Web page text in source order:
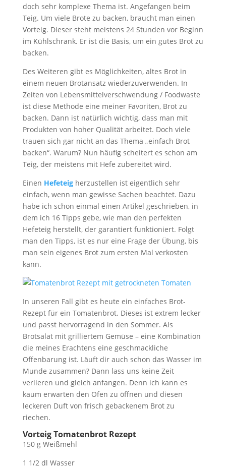
doch sehr komplexe Thema ist. Angefangen beim
Teig. Um viele Brote zu backen, braucht man einen
Vorteig. Dieser steht meistens 24 Stunden vor Beginn
im Kühlschrank. Er ist die Basis, um ein gutes Brot zu
backen.
Des Weiteren gibt es Möglichkeiten, altes Brot in
einem neuen Brotansatz wiederzuverwenden. In
Zeiten von Lebensmittelverschwendung / Foodwaste
ist diese Methode eine meiner Favoriten, Brot zu
backen. Dann ist natürlich wichtig, dass man mit
Produkten von hoher Qualität arbeitet. Doch viele
trauen sich gar nicht an das Thema „einfach Brot
backen“. Warum? Nun häufig scheitert es schon am
Teig, der meistens mit Hefe zubereitet wird.
Einen Hefeteigherzustellen ist eigentlich sehr
einfach, wenn man gewisse Sachen beachtet. Dazu
habe ich schon einmal einen Artikel geschrieben, in
dem ich 16 Tipps gebe, wie man den perfekten
Hefeteig herstellt, der garantiert funktioniert. Folgt
man den Tipps, ist es nur eine Frage der Übung, bis
man sein eigenes Brot zum ersten Mal verkosten
kann.
In unseren Fall gibt es heute ein einfaches Brot-
Rezept für ein Tomatenbrot. Dieses ist extrem lecker
und passt hervorragend in den Sommer. Als
Brotsalat mit grilliertem Gemüse – eine Kombination
die meines Erachtens eine geschmackliche
Offenbarung ist. Läuft dir auch schon das Wasser im
Munde zusammen? Dann lass uns keine Zeit
verlieren und gleich anfangen. Denn ich kann es
kaum erwarten den Ofen zu öffnen und diesen
leckeren Duft von frisch gebackenem Brot zu
riechen.
Vorteig Tomatenbrot Rezept
150 g Weißmehl
1 1/2 dl Wasser